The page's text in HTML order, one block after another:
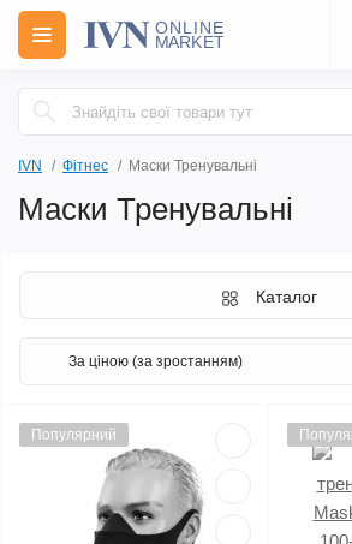
IVN Фітнес Маски Тренувальні
Маски Тренувальні
Каталог
Популярний